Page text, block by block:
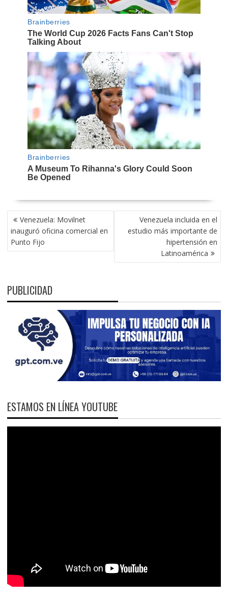
NAVEGACIÓN
DE
ENTRADAS
Venezuela: Movilnet
inauguró oficina comercial en
Punto Fijo
Venezuela incluida en el
estudio más importante de
hipertensión en
Latinoamérica
PUBLICIDAD
ESTAMOS EN LÍNEA YOUTUBE